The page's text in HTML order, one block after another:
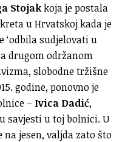
Stojakkoja je postala
u Hrvatskoj kada je
‘odbila sudjelovati u
drugom održanom
slobodne tržišne
godine, ponovno je
– Ivica Dadić,
savjesti u toj bolnici. U
jesen, valjda zato što